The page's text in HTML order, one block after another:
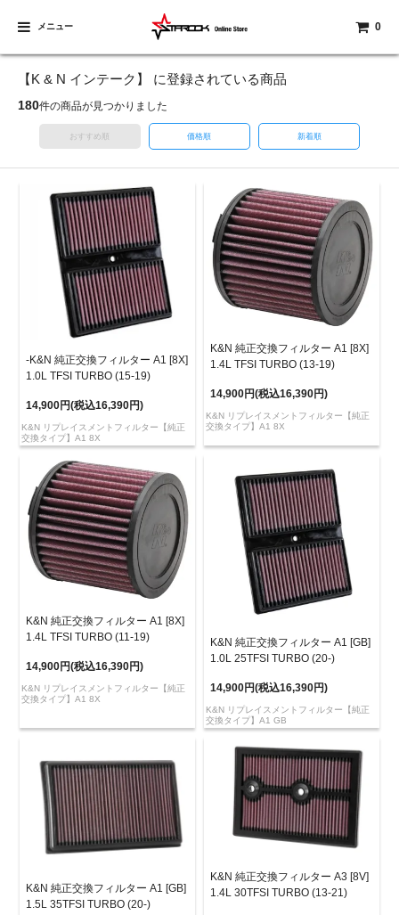
メニュー 0
【K & N インテーク】 に登録されている商品
180件の商品が見つかりました
おすすめ順 価格順 新着順
-K&N 純正交換フィルター A1 [8X]
1.0L TFSI TURBO (15-19)
14,900円(税込16,390円)
K&N リプレイスメントフィルター【純正
交換タイプ】A1 8X
K&N 純正交換フィルター A1 [8X]
1.4L TFSI TURBO (13-19)
14,900円(税込16,390円)
K&N リプレイスメントフィルター【純正
交換タイプ】A1 8X
K&N 純正交換フィルター A1 [8X]
1.4L TFSI TURBO (11-19)
14,900円(税込16,390円)
K&N リプレイスメントフィルター【純正
交換タイプ】A1 8X
K&N 純正交換フィルター A1 [GB]
1.0L 25TFSI TURBO (20-)
14,900円(税込16,390円)
K&N リプレイスメントフィルター【純正
交換タイプ】A1 GB
K&N 純正交換フィルター A1 [GB]
1.5L 35TFSI TURBO (20-)
K&N 純正交換フィルター A3 [8V]
1.4L 30TFSI TURBO (13-21)